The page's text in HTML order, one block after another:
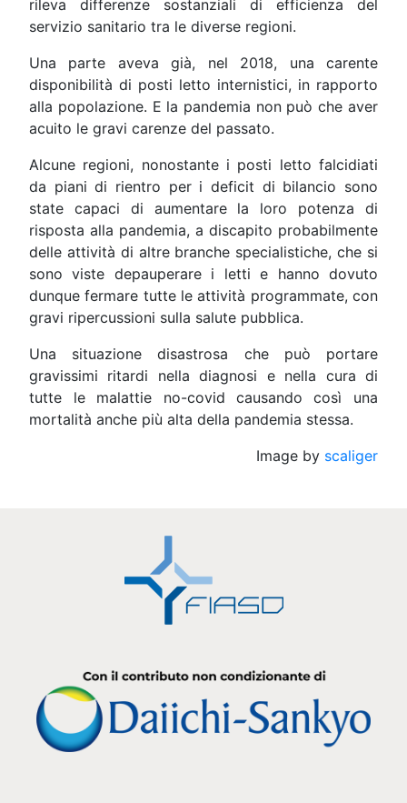
rileva differenze sostanziali di efficienza del
servizio sanitario tra le diverse regioni.
Una parte aveva già, nel 2018, una carente
disponibilità di posti letto internistici, in rapporto
alla popolazione. E la pandemia non può che aver
acuito le gravi carenze del passato.
Alcune regioni, nonostante i posti letto falcidiati
da piani di rientro per i deficit di bilancio sono
state capaci di aumentare la loro potenza di
risposta alla pandemia, a discapito probabilmente
delle attività di altre branche specialistiche, che si
sono viste depauperare i letti e hanno dovuto
dunque fermare tutte le attività programmate, con
gravi ripercussioni sulla salute pubblica.
Una situazione disastrosa che può portare
gravissimi ritardi nella diagnosi e nella cura di
tutte le malattie no-covid causando così una
mortalità anche più alta della pandemia stessa.
Image by scaliger